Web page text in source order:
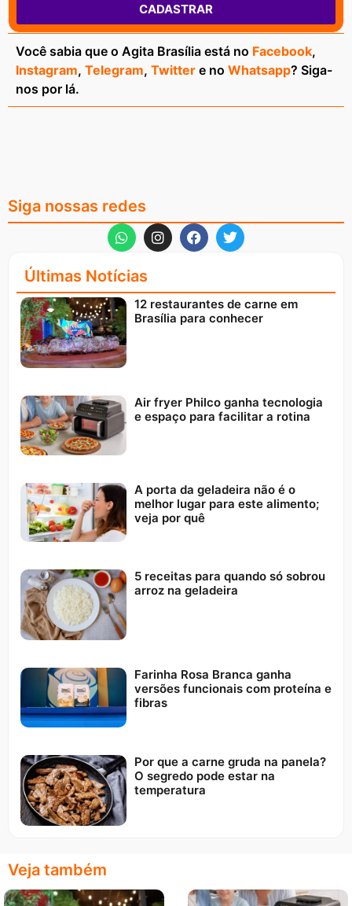
CADASTRAR
Você sabia que o Agita Brasília está no Facebook,
Instagram, Telegram, Twitter e no Whatsapp? Siga-
nos por lá.
Siga nossas redes
Últimas Notícias
12 restaurantes de carne em
Brasília para conhecer
Air fryer Philco ganha tecnologia
e espaço para facilitar a rotina
A porta da geladeira não é o
melhor lugar para este alimento;
veja por quê
5 receitas para quando só sobrou
arroz na geladeira
Farinha Rosa Branca ganha
versões funcionais com proteína e
fibras
Por que a carne gruda na panela?
O segredo pode estar na
temperatura
Veja também